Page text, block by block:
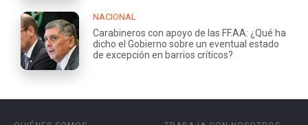
NACIONAL
Carabineros con apoyo de las FF.AA: ¿Qué ha
dicho el Gobierno sobre un eventual estado
de excepción en barrios críticos?